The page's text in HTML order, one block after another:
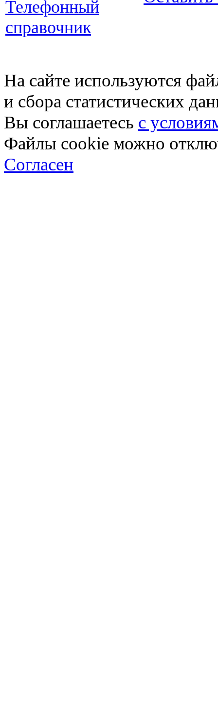
Телефонный
справочник
На сайте используются
и сбора статистических
Вы соглашаетесь с
Файлы cookie можно
Согласен